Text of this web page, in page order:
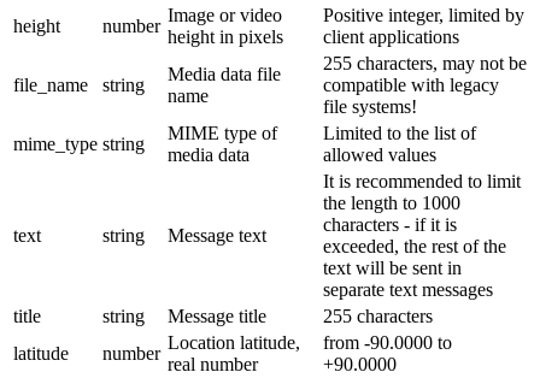
height
number
Image or video
height in pixels
Positive integer, limited by
client applications
file_name string
Media data file
name
255 characters, may not be
compatible with legacy
file systems!
mime_type string
MIME type of
media data
Limited to the list of
allowed values
text string Message text
It is recommended to limit
the length to 1000
characters - if it is
exceeded, the rest of the
text will be sent in
separate text messages
title
string Message title
255 characters
latitude
number
Location latitude,
real number
from -90.0000 to
+90.0000